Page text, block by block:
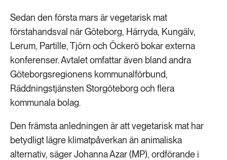
Sedan den första mars är vegetarisk mat
förstahandsval när Göteborg, Härryda, Kungälv,
Lerum, Partille, Tjörn och Öckerö bokar externa
konferenser. Avtalet omfattar även bland andra
Göteborgsregionens kommunalförbund,
Räddningstjänsten Storgöteborg och flera
kommunala bolag.
Den främsta anledningen är att vegetarisk mat har
betydligt lägre klimatpåverkan än animaliska
alternativ, säger Johanna Azar (MP), ordförande i